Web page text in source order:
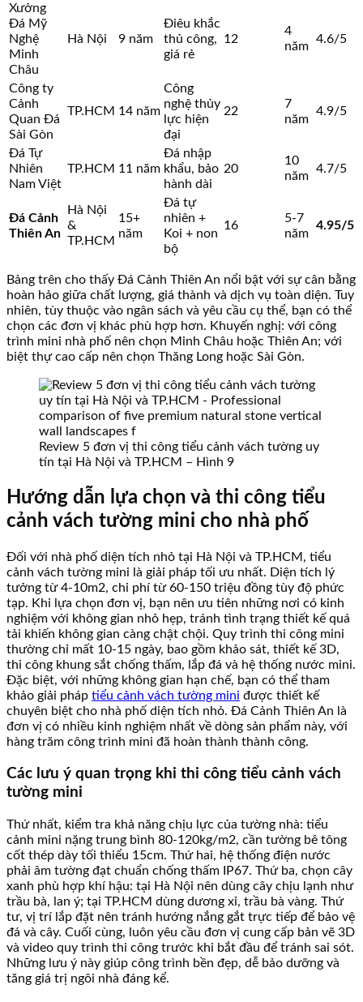
Xưởng
Đá Mỹ
Nghệ
Minh
Châu
Hà Nội 9 năm
Điêu khắc
thủ công,
giá rẻ
12
4
năm
4.6/5
Công ty
Cảnh
Quan Đá
Sài Gòn
TP.HCM 14 năm
Công
nghệ thủy
lực hiện
đại
22
7
năm
4.9/5
Đá Tự
Nhiên
Nam Việt
TP.HCM 11 năm
Đá nhập
khẩu, bảo
hành dài
20
10
năm
4.7/5
Đá Cảnh
Thiên An
Hà Nội
&
TP.HCM
15+
năm
Đá tự
nhiên +
Koi + non
bộ
16
5-7
năm
4.95/5
Bảng trên cho thấy Đá Cảnh Thiên An nổi bật với sự cân bằng
hoàn hảo giữa chất lượng, giá thành và dịch vụ toàn diện. Tuy
nhiên, tùy thuộc vào ngân sách và yêu cầu cụ thể, bạn có thể
chọn các đơn vị khác phù hợp hơn. Khuyến nghị: với công
trình mini nhà phố nên chọn Minh Châu hoặc Thiên An; với
biệt thự cao cấp nên chọn Thăng Long hoặc Sài Gòn.
Review 5 đơn vị thi công tiểu cảnh vách tường uy
tín tại Hà Nội và TP.HCM – Hình 9
Hướng dẫn lựa chọn và thi công tiểu
cảnh vách tường mini cho nhà phố
Đối với nhà phố diện tích nhỏ tại Hà Nội và TP.HCM, tiểu
cảnh vách tường mini là giải pháp tối ưu nhất. Diện tích lý
tưởng từ 4-10m2, chi phí từ 60-150 triệu đồng tùy độ phức
tạp. Khi lựa chọn đơn vị, bạn nên ưu tiên những nơi có kinh
nghiệm với không gian nhỏ hẹp, tránh tình trạng thiết kế quá
tải khiến không gian càng chật chội. Quy trình thi công mini
thường chỉ mất 10-15 ngày, bao gồm khảo sát, thiết kế 3D,
thi công khung sắt chống thấm, lắp đá và hệ thống nước mini.
Đặc biệt, với những không gian hạn chế, bạn có thể tham
khảo giải pháp tiểu cảnh vách tường mini được thiết kế
chuyên biệt cho nhà phố diện tích nhỏ. Đá Cảnh Thiên An là
đơn vị có nhiều kinh nghiệm nhất về dòng sản phẩm này, với
hàng trăm công trình mini đã hoàn thành thành công.
Các lưu ý quan trọng khi thi công tiểu cảnh vách
tường mini
Thứ nhất, kiểm tra khả năng chịu lực của tường nhà: tiểu
cảnh mini nặng trung bình 80-120kg/m2, cần tường bê tông
cốt thép dày tối thiểu 15cm. Thứ hai, hệ thống điện nước
phải âm tường đạt chuẩn chống thấm IP67. Thứ ba, chọn cây
xanh phù hợp khí hậu: tại Hà Nội nên dùng cây chịu lạnh như
trầu bà, lan ý; tại TP.HCM dùng dương xỉ, trầu bà vàng. Thứ
tư, vị trí lắp đặt nên tránh hướng nắng gắt trực tiếp để bảo vệ
đá và cây. Cuối cùng, luôn yêu cầu đơn vị cung cấp bản vẽ 3D
và video quy trình thi công trước khi bắt đầu để tránh sai sót.
Những lưu ý này giúp công trình bền đẹp, dễ bảo dưỡng và
tăng giá trị ngôi nhà đáng kể.